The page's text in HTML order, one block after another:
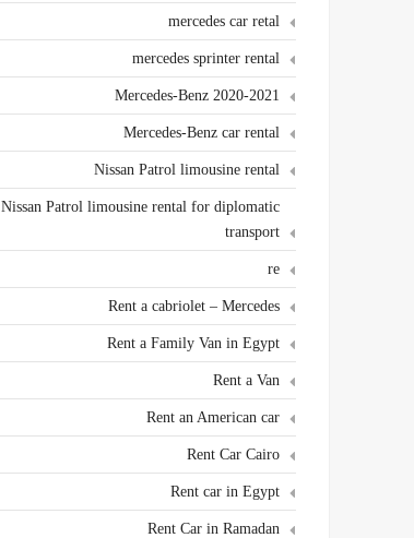
mercedes car retal
mercedes sprinter rental
Mercedes-Benz 2020-2021
Mercedes-Benz car rental
Nissan Patrol limousine rental
Nissan Patrol limousine rental for diplomatic
transport
re
Rent a cabriolet – Mercedes
Rent a Family Van in Egypt
Rent a Van
Rent an American car
Rent Car Cairo
Rent car in Egypt
Rent Car in Ramadan